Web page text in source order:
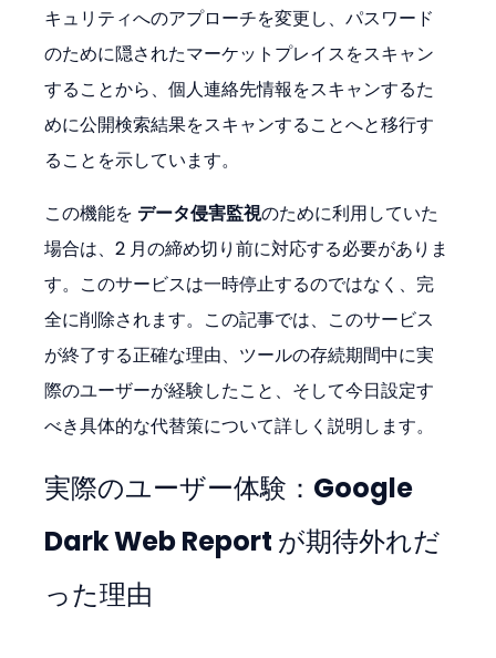
キュリティへのアプローチを変更し、パスワード
のために隠されたマーケットプレイスをスキャン
することから、個人連絡先情報をスキャンするた
めに公開検索結果をスキャンすることへと移行す
ることを示しています。
この機能を データ侵害監視のために利用していた
場合は、2 月の締め切り前に対応する必要がありま
す。このサービスは一時停止するのではなく、完
全に削除されます。この記事では、このサービス
が終了する正確な理由、ツールの存続期間中に実
際のユーザーが経験したこと、そして今日設定す
べき具体的な代替策について詳しく説明します。
実際のユーザー体験：Google
Dark Web Report が期待外れだ
った理由